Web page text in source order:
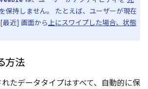
保持しません。 たとえば、ユーザーが現在
最近] 画面から 上にスワイプした場合、状態
方法
れたデータタイプはすべて、自動的に保